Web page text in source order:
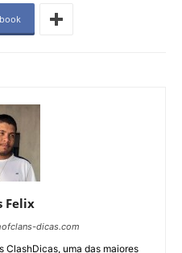
Felix
dicas.com
ClashDicas, uma das maiores